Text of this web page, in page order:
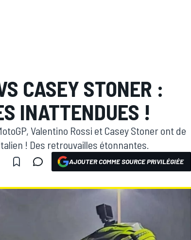
CASEY STONER :
INATTENDUES !
Valentino Rossi et Casey Stoner ont de
! Des retrouvailles étonnantes.
AJOUTER COMME SOURCE PRIVILÉGIÉE